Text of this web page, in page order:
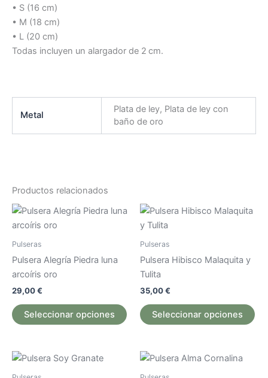
• S (16 cm)
• M (18 cm)
• L (20 cm)
Todas incluyen un alargador de 2 cm.
Metal
Plata de ley, Plata de ley con
baño de oro
Productos relacionados
Pulseras
Pulsera Alegría Piedra luna
arcoíris oro
29,00€
Seleccionar opciones
Este
producto
tiene
opciones
se
pueden
Pulseras
Pulsera Hibisco Malaquita y
Tulita
35,00€
Seleccionar opciones
se
Este
producto